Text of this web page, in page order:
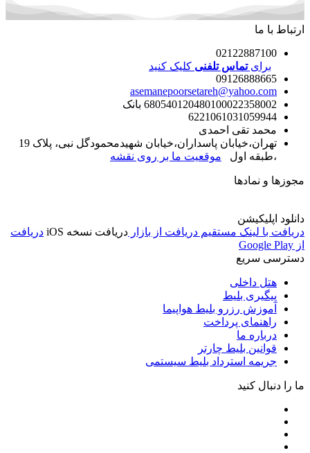
ارتباط با ما
02122887100
برایتماس تلفنی کلیک کنید
09126888665
asemanepoorsetareh@yahoo.com
680540120480100022358002 بانک
6221061031059944
محمد تقی احمدی
تهران،خیابان پاسداران،خیابان شهیدمحمودگل نبی، پلاک 19
،طبقه اول موقعیت ما بر روی نقشه
مجوزها و نمادها
دانلود اپلیکیشن
دریافت با لینک مستقیم دریافت از بازار دریافت نسخه iOS
دریافت
از Google Play
دسترسی سریع
هتل داخلی
پیگیری بلیط
آموزش رزرو بلیط هواپیما
راهنمای پرداخت
درباره ما
قوانین بلیط چارتر
جریمه استرداد بلیط سیستمی
ما را دنبال کنید